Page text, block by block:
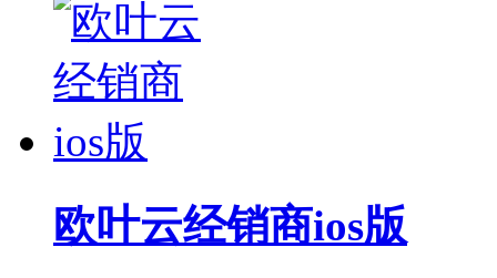
欧叶云经销商ios版